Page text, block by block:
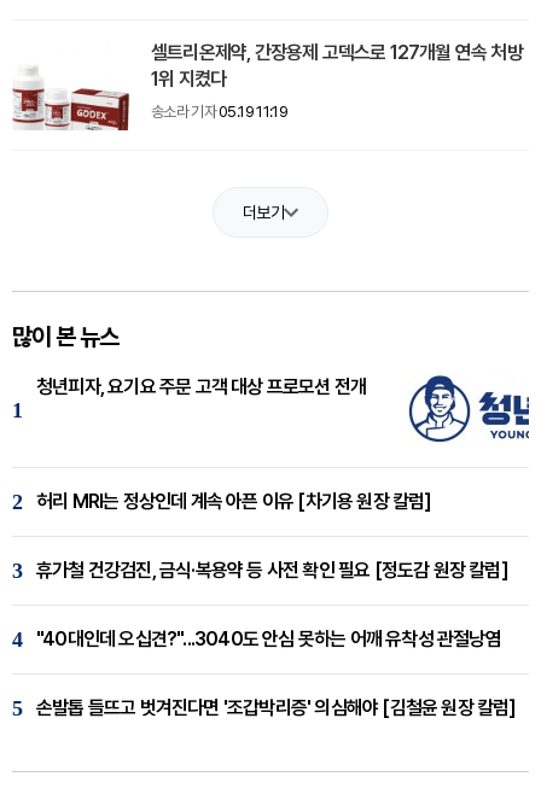
셀트리온제약, 간장용제 고덱스로 127개월 연속 처방
1위 지켰다
송소라 기자05.19 11:19
더보기
많이 본 뉴스
1
청년피자, 요기요 주문 고객 대상 프로모션 전개
2 허리 MRI는 정상인데 계속 아픈 이유 [차기용 원장 칼럼]
3 휴가철 건강검진, 금식·복용약 등 사전 확인 필요 [정도감 원장 칼럼]
4 "40대인데 오십견?"...3040도 안심 못하는 어깨 유착성 관절낭염
5 손발톱 들뜨고 벗겨진다면 '조갑박리증' 의심해야 [김철윤 원장 칼럼]